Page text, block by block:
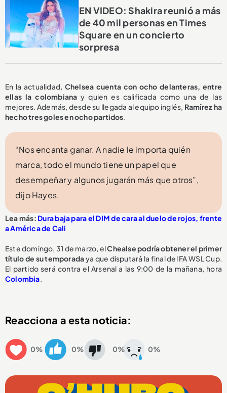
EN VIDEO: Shakira reunió a más
de 40 mil personas en Times
Square en un concierto
sorpresa
En la actualidad, Chelsea cuenta con ocho delanteras, entre
ellas la colombiana y quien es calificada como una de las
mejores. Además, desde su llegada al equipo inglés, Ramírez ha
hecho tres goles en ocho partidos.
“Nos encanta ganar. A nadie le importa quién
marca, todo el mundo tiene un papel que
desempeñar y algunos jugarán más que otros”,
dijo Hayes.
Lea más: Dura baja para el DIM de cara al duelo de rojos, frente
a América de Cali
Este domingo, 31 de marzo, elChealse podría obtener el primer
título de su temporadaya que disputará la final del FA WSL Cup.
El partido será contra el Arsenal a las 9:00 de la mañana, hora
Colombia.
Reacciona a esta noticia:
0% 0% 0% 0%